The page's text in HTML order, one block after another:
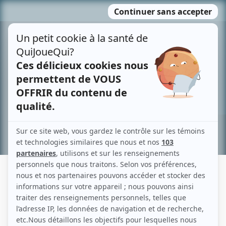
MENU
contenu
Recherche avancée »
THE STICKY
Fiche détaillée Liste des épisodes